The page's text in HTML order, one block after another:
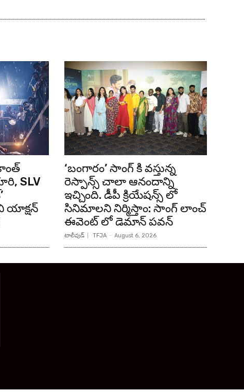
SLV
యాక్షన్
‘బంగారం’ సాంగ్ కి వస్తున్న
రెస్పాన్స్ చాలా ఆనందాన్ని
ఇచ్చింది. డీపీ క్రియేషన్స్ లో
సినిమాలని నిర్మిస్తాం: సాంగ్ లాంచ్
ఈవెంట్ లో డెమాన్ పవన్
టాలీవుడ్ TFJA - August 6, 2026